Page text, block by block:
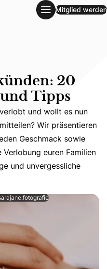
Ideen und Tipps
Mitglied werden
20
Tipps
und wollt es nun
und wollt es nun
Wir präsentieren
Geschmack sowie
euren Familien
und unvergessliche